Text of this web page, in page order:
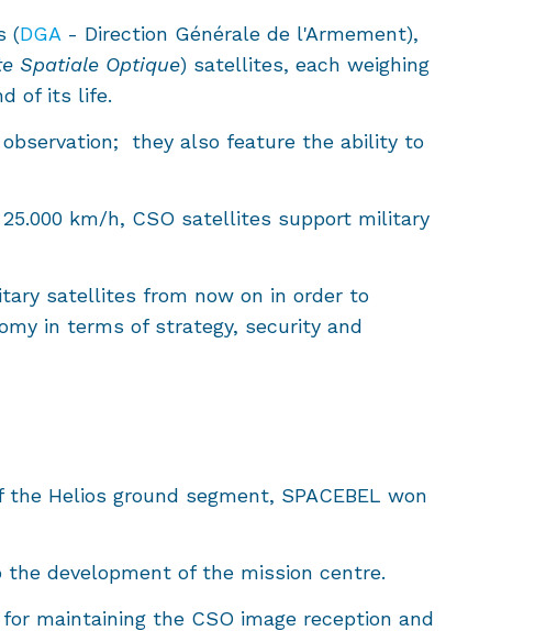
(DGA - Direction Générale de l'Armement),
Spatiale Optique) satellites, each weighing
of its life.
they also feature the ability to
km/h, CSO satellites support military
satellites from now on in order to
in terms of strategy, security and
Helios ground segment, SPACEBEL won
development of the mission centre.
maintaining the CSO image reception and